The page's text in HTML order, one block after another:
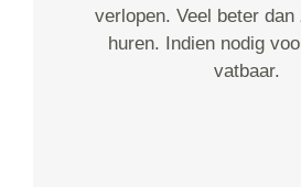
verlopen. Veel beter dan
huren. Indien nodig
vatbaar.